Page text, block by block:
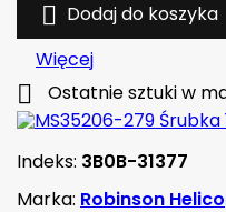
 Dodaj do koszyka
Więcej
 Ostatnie sztuki w
Indeks: 3B0B-31377
Marka: Robinson